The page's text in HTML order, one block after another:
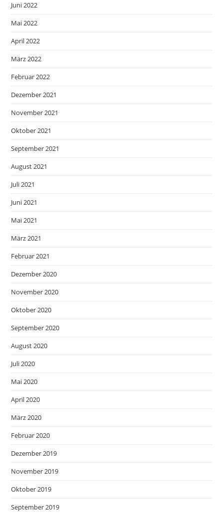
Juni 2022
Mai 2022
April 2022
März 2022
Februar 2022
Dezember 2021
November 2021
Oktober 2021
September 2021
August 2021
Juli 2021
Juni 2021
Mai 2021
März 2021
Februar 2021
Dezember 2020
November 2020
Oktober 2020
September 2020
August 2020
Juli 2020
Mai 2020
April 2020
März 2020
Februar 2020
Dezember 2019
November 2019
Oktober 2019
September 2019